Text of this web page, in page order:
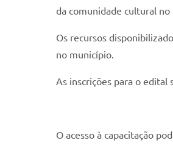
da comunidade cultural no
Os recursos
no município.
As inscrições para o edital
O acesso à capacitação